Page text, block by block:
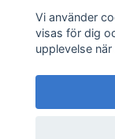
Sociala medier
Vi använder
visas för dig
upplevelse